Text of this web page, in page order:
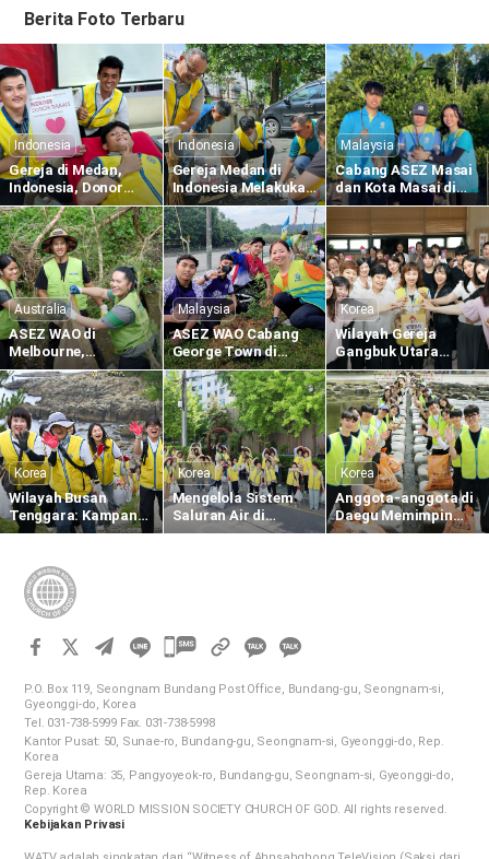
Berita Foto Terbaru
Indonesia
Gereja di Medan,
Indonesia, Donor
Darah Sedunia ke-
1.634 untuk
Memberikan
Kehidupan Melalui
Kasih Paskah
Indonesia
Gereja Medan di
Indonesia Melakukan
Pembersihan di
Kompeks Merbau
Mas
Malaysia
Cabang ASEZ Masai
dan Kota Masai di
Malaysia Menanam
Bibit Bakau di Sungai
Pulai
Australia
ASEZ WAO di
Melbourne,
Australia,
Melaksanakan
Pembersihan di
Dekat Koonung Creek
Malaysia
ASEZ WAO Cabang
George Town di
Malaysia Menanam
Bibit Eugenia di
Sekolah Menengah
Kebangsaan Taman
Widuri
Korea
Wilayah Gereja
Gangbuk Utara
Mengadakan Donor
Darah di Pusat
Darah Dongbu Seoul
Korea
Wilayah Busan
Tenggara: Kampanye
Menghapus Jejak
Korea
Mengelola Sistem
Saluran Air di
Wilayah Gangseo
Korea
Anggota-anggota di
Daegu Memimpin
Kampanye
카
오
공
하
카
오
공
유
하
P.O. Box 119, Seongnam Bundang Post Office, Bundang-gu, Seongnam-si,
Gyeonggi-do, Korea
Tel. 031-738-5999 Fax. 031-738-5998
Kantor Pusat: 50, Sunae-ro, Bundang-gu, Seongnam-si, Gyeonggi-do, Rep.
Korea
Gereja Utama: 35, Pangyoyeok-ro, Bundang-gu, Seongnam-si, Gyeonggi-do,
Rep. Korea
Copyright © WORLD MISSION SOCIETY CHURCH OF GOD. All rights reserved.
Kebijakan Privasi